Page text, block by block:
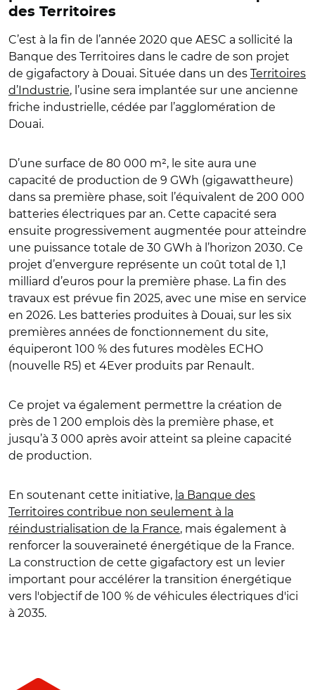
des Territoires
C’est à la fin de l’année 2020 que AESC a sollicité la
Banque des Territoires dans le cadre de son projet
de gigafactory à Douai. Située dans un des ​ Territoires
d’Industrie, l’usine sera implantée sur une ancienne
friche industrielle, cédée par l’agglomération de
Douai.
D’une surface de 80 000 m², le site aura une
capacité de production de 9 GWh (gigawattheure)
dans sa première phase, soit l’équivalent de 200 000
batteries électriques par an. Cette capacité sera
ensuite progressivement augmentée pour atteindre
une puissance totale de 30 GWh à l’horizon 2030. Ce
projet d’envergure représente un coût total de 1,1
milliard d’euros pour la première phase. La fin des
travaux est prévue fin 2025, avec une mise en service
en 2026. Les batteries produites à Douai, sur les six
premières années de fonctionnement du site,
équiperont 100 % des futures modèles ECHO
(nouvelle R5) et 4Ever produits par Renault.
Ce projet va également permettre la création de
près de 1 200 emplois dès la première phase, et
jusqu’à 3 000 après avoir atteint sa pleine capacité
de production.
En soutenant cette initiative, la Banque des
Territoires contribue non seulement à la
réindustrialisation de la France, mais également à
renforcer la souveraineté énergétique de la France.
La construction de cette gigafactory est un levier
important pour accélérer la transition énergétique
vers l'objectif de 100 % de véhicules électriques d'ici
à 2035.